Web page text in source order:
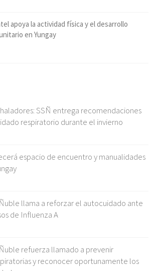
apoya la actividad física y el desarrollo
en Yungay
SSÑ entrega recomendaciones
respiratorio durante el invierno
espacio de encuentro y manualidades
llama a reforzar el autocuidado ante
de Influenza A
refuerza llamado a prevenir
y reconocer oportunamente los